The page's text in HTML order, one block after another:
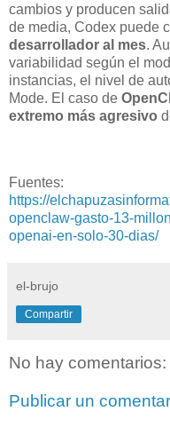
cambios y producen
de media, Codex puede
desarrollador al mes.
variabilidad según el
instancias, el nivel de
Mode. El caso de
extremo más agresivo
Fuentes:
https://
openclaw-gasto-13-
openai-en-solo-30-dias/
el-brujo
Compartir
No hay comentarios:
Publicar un